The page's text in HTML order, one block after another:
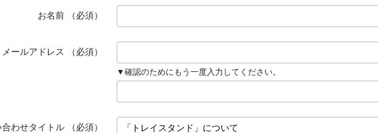
お名前 （必須）
メールアドレス （必須）
▼確認のためにもう一度入力してください。
合わせタイトル （必須）